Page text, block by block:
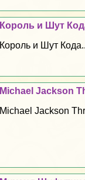
Король и Шут
Король и Шут
Michael Jackson
Michael Jackson